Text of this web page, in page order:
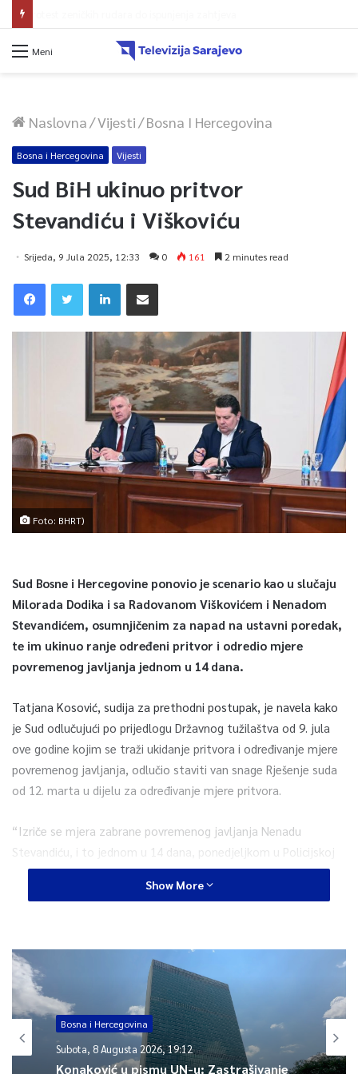
Meni
Naslovna/Vijesti/Bosna I Hercegovina
Bosna i Hercegovina Vijesti
Sud BiH ukinuo pritvor
Stevandiću i Viškoviću
Srijeda, 9 Jula 2025, 12:33 0 161 2 minutes read
Foto: BHRT)
Sud Bosne i Hercegovine ponovio je scenario kao u slučaju
Milorada Dodika i sa Radovanom Viškovićem i Nenadom
Stevandićem, osumnjičenim za napad na ustavni poredak,
te im ukinuo ranje određeni pritvor i odredio mjere
povremenog javljanja jednom u 14 dana.
Tatjana Kosović, sudija za prethodni postupak, je navela kako
je Sud odlučujući po prijedlogu Državnog tužilaštva od 9. jula
ove godine kojim se traži ukidanje pritvora i određivanje mjere
povremenog javljanja, odlučio staviti van snage Rješenje suda
od 12. marta u dijelu za određivanje mjere pritvora.
“Izriče se mjera zabrane povremenog javljanja Nenadu
Stevandiću, i to jednom u 14 dana, ponedjeljkom u Policijskoj
stanici Banja Luka i Radovanu Viškoviću, jednom u 14 dana,
ponedjeljkom u Policijskoj stanici Milići”, navela je Kosović
Vedrana Mijović, tužiteljica Državnog tužilaštva, je kazala kako
su ranije mjere izrečene zbog neodazivanja i nemogućnosti
dovođenja osumnjičenih Viškovića i Stevandića, te da su se
okolnosti promijenile po pitanju posebnih pritvorskih razloga.
Show More
Bosna i Hercegovina
Subota, 8 Augusta 2026, 19:12
Konaković u pismu UN-u: Zastrašivanje